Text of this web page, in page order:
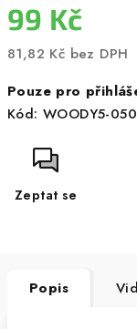
99 Kč
81,82 Kč bez DPH
cena:
Pouze pro
Kód: WOODY5-
Zeptat se
Popis